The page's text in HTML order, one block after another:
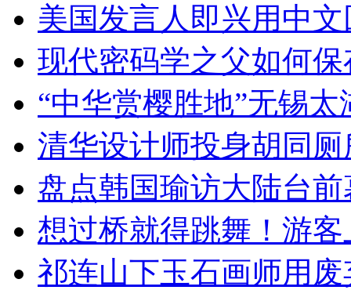
美国发言人即兴用中
现代密码学之父如何
“中华赏樱胜地”无锡
清华设计师投身胡同
盘点韩国瑜访大陆台
想过桥就得跳舞！游客
祁连山下玉石画师用